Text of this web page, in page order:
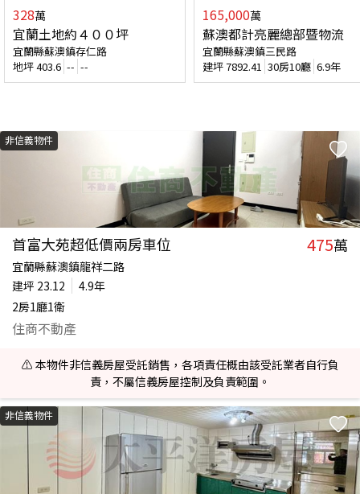
328萬
宜蘭土地約４００坪
宜蘭縣蘇澳鎮存仁路
地坪403.6 -- --
165,000萬
蘇澳都計亮麗總部暨物流
宜蘭縣蘇澳鎮三民路
建坪7892.41 30房10廳 6.9年
非信義物件
首富大苑超低價兩房車位 475萬
宜蘭縣蘇澳鎮龍祥二路
建坪 23.12
4.9年
2房1廳1衛
住商不動產
⚠️ 本物件非信義房屋受託銷售，各項責任概由該受託業者自行負
責，不屬信義房屋控制及負責範圍。
非信義物件